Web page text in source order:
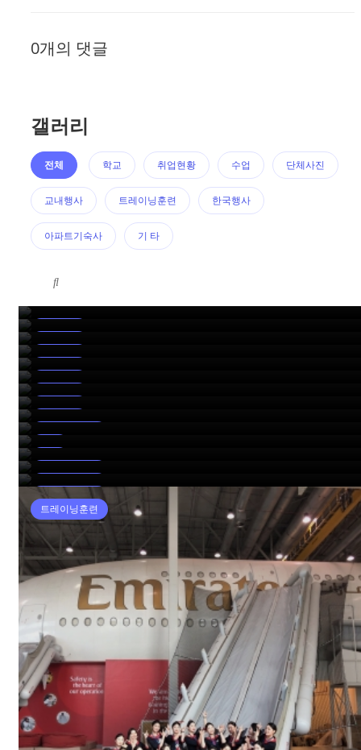
0개의 댓글
갤러리
전체 학교 취업현황 수업 단체사진
교내행사 트레이닝훈련 한국행사
아파트기숙사 기 타
취업현황
2022 말레이시아항공 합격자 SUGYEONG SONG
취업현황
2022 카타르항공 합격자 PRIYA
취업현황
2022 에티하드항공 합격자 YOOHEE SON
취업현황
Air Crew Night (2022)
단체사진
2022 에어크루나잇
교내행사
2025 말레이시아항공 합격자 SHANIE THAM
취업현황
2022 커리어톡 (STARTEK)
교내행사
2022 Etihad & Emirates Training
트레이닝훈련
Korean Class
수업
Grooming Class
수업
MAS Training
트레이닝훈련
Etihad Training
트레이닝훈련
Emirate Training
트레이닝훈련
트레이닝훈련